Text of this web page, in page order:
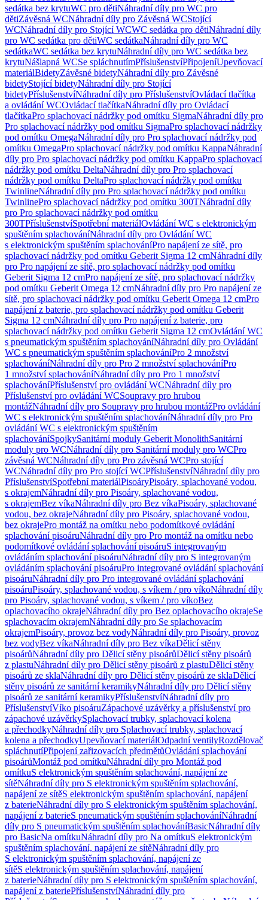
sedátka bez krytuWC pro dětiNáhradní díly pro WC pro
dětiZávěsná WCNáhradní díly pro Závěsná WCStojící
WCNáhradní díly pro Stojící WCWC sedátka pro dětiNáhradní díly
pro WC sedátka pro dětiWC sedátkaNáhradní díly pro WC
sedátkaWC sedátka bez krytuNáhradní díly pro WC sedátka bez
krytuNášlapná WCSe spláchnutímPříslušenstvíPřipojeníUpevňovací
materiálBidetyZávěsné bidetyNáhradní díly pro Závěsné
bidetyStojící bidetyNáhradní díly pro Stojící
bidetyPříslušenstvíNáhradní díly pro PříslušenstvíOvládací tlačítka
a ovládání WCOvládací tlačítkaNáhradní díly pro Ovládací
tlačítkaPro splachovací nádržky pod omítku SigmaNáhradní díly pro
Pro splachovací nádržky pod omítku SigmaPro splachovací nádržky
pod omítku OmegaNáhradní díly pro Pro splachovací nádržky pod
omítku OmegaPro splachovací nádržky pod omítku KappaNáhradní
díly pro Pro splachovací nádržky pod omítku KappaPro splachovací
nádržky pod omítku DeltaNáhradní díly pro Pro splachovací
nádržky pod omítku DeltaPro splachovací nádržky pod omítku
TwinlineNáhradní díly pro Pro splachovací nádržky pod omítku
TwinlinePro splachovací nádržky pod omítku 300TNáhradní díly
pro Pro splachovací nádržky pod omítku
300TPříslušenstvíSpotřební materiálOvládání WC s elektronickým
spuštěním splachováníNáhradní díly pro Ovládání WC
s elektronickým spuštěním splachováníPro napájení ze sítě, pro
splachovací nádržky pod omítku Geberit Sigma 12 cmNáhradní díly
pro Pro napájení ze sítě, pro splachovací nádržky pod omítku
Geberit Sigma 12 cmPro napájení ze sítě, pro splachovací nádržky
pod omítku Geberit Omega 12 cmNáhradní díly pro Pro napájení ze
sítě, pro splachovací nádržky pod omítku Geberit Omega 12 cmPro
napájení z baterie, pro splachovací nádržky pod omítku Geberit
Sigma 12 cmNáhradní díly pro Pro napájení z baterie, pro
splachovací nádržky pod omítku Geberit Sigma 12 cmOvládání WC
s pneumatickým spuštěním splachováníNáhradní díly pro Ovládání
WC s pneumatickým spuštěním splachováníPro 2 množství
splachováníNáhradní díly pro Pro 2 množství splachováníPro
1 množství splachováníNáhradní díly pro Pro 1 množství
splachováníPříslušenství pro ovládání WCNáhradní díly pro
Příslušenství pro ovládání WCSoupravy pro hrubou
montážNáhradní díly pro Soupravy pro hrubou montážPro ovládání
WC s elektronickým spuštěním splachováníNáhradní díly pro Pro
ovládání WC s elektronickým spuštěním
splachováníSpojkySanitární moduly Geberit MonolithSanitární
moduly pro WCNáhradní díly pro Sanitární moduly pro WCPro
závěsná WCNáhradní díly pro Pro závěsná WCPro stojící
WCNáhradní díly pro Pro stojící WCPříslušenstvíNáhradní díly pro
PříslušenstvíSpotřební materiálPisoáryPisoáry, splachované vodou,
s okrajemNáhradní díly pro Pisoáry, splachované vodou,
s okrajemBez víkaNáhradní díly pro Bez víkaPisoáry, splachované
vodou, bez okrajeNáhradní díly pro Pisoáry, splachované vodou,
bez okrajePro montáž na omítku nebo podomítkové ovládání
splachování pisoáruNáhradní díly pro Pro montáž na omítku nebo
podomítkové ovládání splachování pisoáruS integrovaným
ovládáním splachování pisoáruNáhradní díly pro S integrovaným
ovládáním splachování pisoáruPro integrované ovládání splachování
pisoáruNáhradní díly pro Pro integrované ovládání splachování
pisoáruPisoáry, splachované vodou, s víkem / pro víkoNáhradní díly
pro Pisoáry, splachované vodou, s víkem / pro víkoBez
oplachovacího okrajeNáhradní díly pro Bez oplachovacího okrajeSe
splachovacím okrajemNáhradní díly pro Se splachovacím
okrajemPisoáry, provoz bez vodyNáhradní díly pro Pisoáry, provoz
bez vodyBez víkaNáhradní díly pro Bez víkaDělicí stěny
pisoárůNáhradní díly pro Dělicí stěny pisoárůDělicí stěny pisoárů
z plastuNáhradní díly pro Dělicí stěny pisoárů z plastuDělicí stěny
pisoárů ze sklaNáhradní díly pro Dělicí stěny pisoárů ze sklaDělicí
stěny pisoárů ze sanitární keramikyNáhradní díly pro Dělicí stěny
pisoárů ze sanitární keramikyPříslušenstvíNáhradní díly pro
PříslušenstvíVíko pisoáruZápachové uzávěrky a příslušenství pro
zápachové uzávěrkySplachovací trubky, splachovací kolena
a přechodkyNáhradní díly pro Splachovací trubky, splachovací
kolena a přechodkyUpevňovací materiálOdpadní ventilyRozdělovač
spláchnutíPřipojení zařizovacích předmětůOvládání splachování
pisoárůMontáž pod omítkuNáhradní díly pro Montáž pod
omítkuS elektronickým spuštěním splachování, napájení ze
sítěNáhradní díly pro S elektronickým spuštěním splachování,
napájení ze sítěS elektronickým spuštěním splachování, napájení
z baterieNáhradní díly pro S elektronickým spuštěním splachování,
napájení z baterieS pneumatickým spuštěním splachováníNáhradní
díly pro S pneumatickým spuštěním splachováníBasicNáhradní díly
pro BasicNa omítkuNáhradní díly pro Na omítkuS elektronickým
spuštěním splachování, napájení ze sítěNáhradní díly pro
S elektronickým spuštěním splachování, napájení ze
sítěS elektronickým spuštěním splachování, napájení
z baterieNáhradní díly pro S elektronickým spuštěním splachování,
napájení z bateriePříslušenstvíNáhradní díly pro